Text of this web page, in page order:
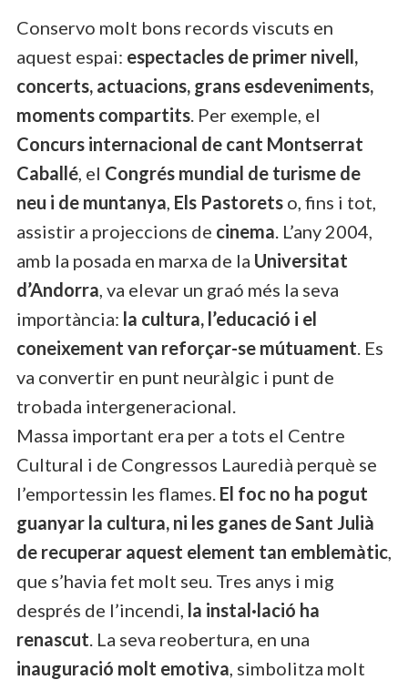
Conservo molt bons records viscuts en
aquest espai: espectacles de primer nivell,
concerts, actuacions, grans esdeveniments,
moments compartits. Per exemple, el
Concurs internacional de cant Montserrat
Caballé, el Congrés mundial de turisme de
neu i de muntanya, Els Pastorets o, fins i tot,
assistir a projeccions de cinema. L’any 2004,
amb la posada en marxa de la Universitat
d’Andorra, va elevar un graó més la seva
importància: la cultura, l’educació i el
coneixement van reforçar-se mútuament. Es
va convertir en punt neuràlgic i punt de
trobada intergeneracional.
Massa important era per a tots el Centre
Cultural i de Congressos Lauredià perquè se
l’emportessin les flames. El foc no ha pogut
guanyar la cultura, ni les ganes de Sant Julià
de recuperar aquest element tan emblemàtic,
que s’havia fet molt seu. Tres anys i mig
després de l’incendi, la instal·lació ha
renascut. La seva reobertura, en una
inauguració molt emotiva, simbolitza molt